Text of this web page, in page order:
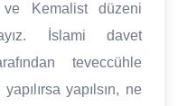
ve Kemalist düzeni
İslami davet
teveccühle
yapılsın, ne